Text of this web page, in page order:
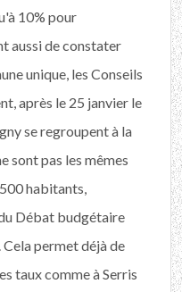
10% pour
aussi de constater
unique, les Conseils
après le 25 janvier le
seregroupentà la
sont pas les mêmes
habitants,
Débat budgétaire
permet déjà de
taux comme à Serris